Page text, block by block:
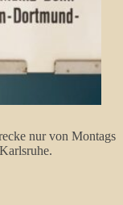
nur von Montags